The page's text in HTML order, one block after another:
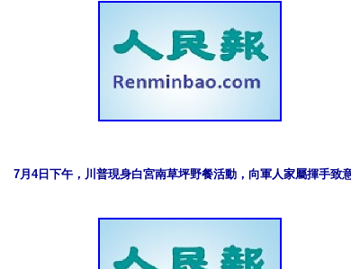
7月4日下午，川普現身白宮南草坪野餐活動，向軍人家屬揮手致意